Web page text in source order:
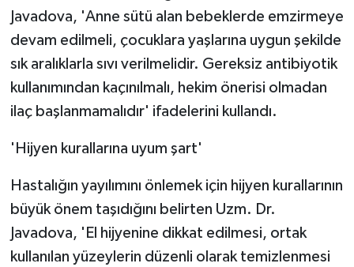
Javadova, 'Anne sütü alan bebeklerde emzirmeye
devam edilmeli, çocuklara yaşlarına uygun şekilde
sık aralıklarla sıvı verilmelidir. Gereksiz antibiyotik
kullanımından kaçınılmalı, hekim önerisi olmadan
ilaç başlanmamalıdır' ifadelerini kullandı.
'Hijyen kurallarına uyum şart'
Hastalığın yayılımını önlemek için hijyen kurallarının
büyük önem taşıdığını belirten Uzm. Dr.
Javadova, 'El hijyenine dikkat edilmesi, ortak
kullanılan yüzeylerin düzenli olarak temizlenmesi